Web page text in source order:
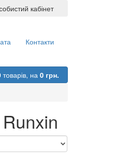
кабінет
Контакти
товарів, на0 грн.